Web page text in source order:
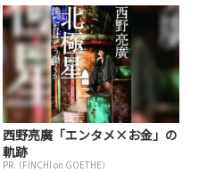
西野亮廣「エンタメ×お金」の
軌跡
PR（FINCHI on GOETHE）